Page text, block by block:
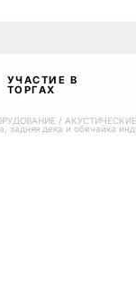
УЧАСТИЕ В
ТОРГАХ
/
задняя дека и обечайка